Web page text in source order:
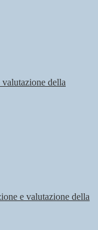
della
e valutazione della